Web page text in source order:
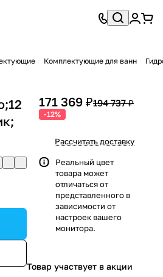
Комплектующие для ванн
171 369 ₽194 737 ₽
-12%
Рассчитать доставку
Реальный цвет
товара может
отличаться от
представленного в
зависимости от
настроек вашего
монитора.
Товар участвует в акции